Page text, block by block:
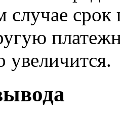
срок
увеличится.